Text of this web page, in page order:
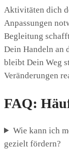
Aktivitäten dich
Anpassungen
Begleitung
Dein Handeln an
bleibt Dein Weg
Veränderungen
FAQ:
Wie kann ich
gezielt fördern?